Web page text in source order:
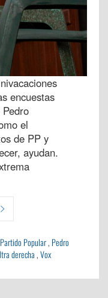
encuestas
el
de PP y
ayudan.
Partido Popular, Pedro
derecha,Vox